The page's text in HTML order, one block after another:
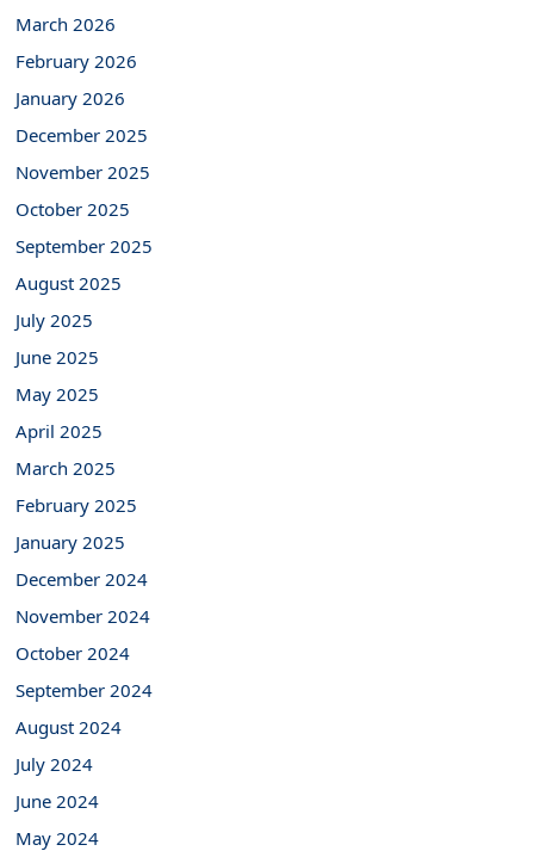
March 2026
February 2026
January 2026
December 2025
November 2025
October 2025
September 2025
August 2025
July 2025
June 2025
May 2025
April 2025
March 2025
February 2025
January 2025
December 2024
November 2024
October 2024
September 2024
August 2024
July 2024
June 2024
May 2024